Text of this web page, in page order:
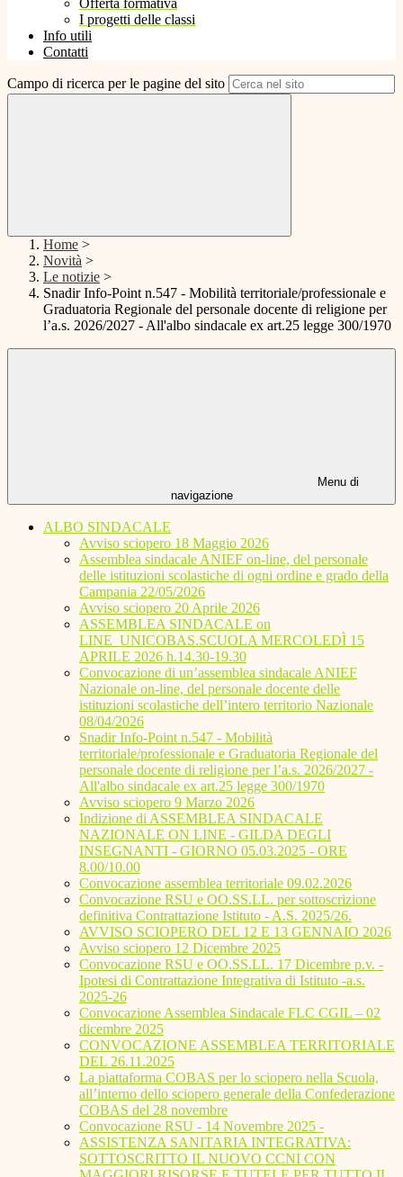
Offerta formativa
I progetti delle classi
Info utili
Contatti
Campo di ricerca per le pagine del sito
Home >
Novità >
Le notizie >
Snadir Info-Point n.547 - Mobilità territoriale/professionale e
Graduatoria Regionale del personale docente di religione per
l’a.s. 2026/2027 - All'albo sindacale ex art.25 legge 300/1970
Menu di
navigazione
ALBO SINDACALE
Avviso sciopero 18 Maggio 2026
Assemblea sindacale ANIEF on-line, del personale
delle istituzioni scolastiche di ogni ordine e grado della
Campania 22/05/2026
Avviso sciopero 20 Aprile 2026
ASSEMBLEA SINDACALE on
LINE_UNICOBAS.SCUOLA MERCOLEDÌ 15
APRILE 2026 h.14.30-19.30
Convocazione di un’assemblea sindacale ANIEF
Nazionale on-line, del personale docente delle
istituzioni scolastiche dell’intero territorio Nazionale
08/04/2026
Snadir Info-Point n.547 - Mobilità
territoriale/professionale e Graduatoria Regionale del
personale docente di religione per l’a.s. 2026/2027 -
All'albo sindacale ex art.25 legge 300/1970
Avviso sciopero 9 Marzo 2026
Indizione di ASSEMBLEA SINDACALE
NAZIONALE ON LINE - GILDA DEGLI
INSEGNANTI - GIORNO 05.03.2025 - ORE
8.00/10.00
Convocazione assemblea territoriale 09.02.2026
Convocazione RSU e OO.SS.LL. per sottoscrizione
definitiva Contrattazione Istituto - A.S. 2025/26.
AVVISO SCIOPERO DEL 12 E 13 GENNAIO 2026
Avviso sciopero 12 Dicembre 2025
Convocazione RSU e OO.SS.LL. 17 Dicembre p.v. -
Ipotesi di Contrattazione Integrativa di Istituto -a.s.
2025-26
Convocazione Assemblea Sindacale FLC CGIL – 02
dicembre 2025
CONVOCAZIONE ASSEMBLEA TERRITORIALE
DEL 26.11.2025
La piattaforma COBAS per lo sciopero nella Scuola,
all’interno dello sciopero generale della Confederazione
COBAS del 28 novembre
Convocazione RSU - 14 Novembre 2025 -
ASSISTENZA SANITARIA INTEGRATIVA:
SOTTOSCRITTO IL NUOVO CCNI CON